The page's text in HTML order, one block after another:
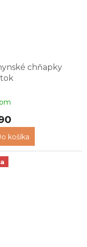
chňapky
košíka